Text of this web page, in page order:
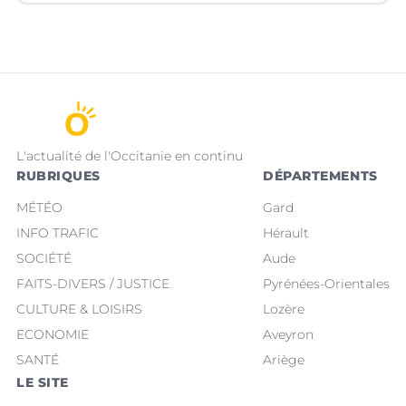
L'actualité de l'Occitanie en continu
RUBRIQUES
MÉTÉO
INFO TRAFIC
SOCIÉTÉ
FAITS-DIVERS / JUSTICE
CULTURE & LOISIRS
ECONOMIE
SANTÉ
DÉPARTEMENTS
Gard
Hérault
Aude
Pyrénées-Orientales
Lozère
Aveyron
Ariège
LE SITE